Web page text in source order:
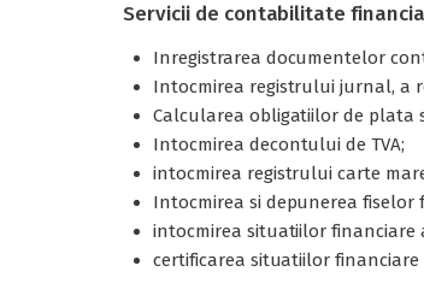
Servicii de contabilitate
Inregistrarea documentelor
Intocmirea registrului jurnal, a
Calcularea obligatiilor de plata
Intocmirea decontului de TVA;
intocmirea registrului carte
Intocmirea si depunerea fiselor
intocmirea situatiilor financiare
certificarea situatiilor